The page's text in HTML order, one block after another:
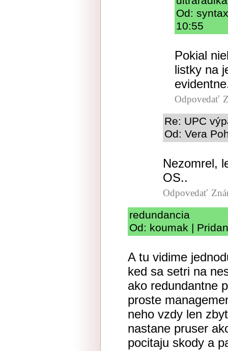
Od:
10:55
Pokial
listky na
Odpovedať
Re: UPC
Od: Vera
Nezomrel,
OS..
Odpovedať
redundancia
Od: koumak |
A tu vidime
ked sa setri na
ako redundantne
proste
neho vzdy len
nastane pruser
pocitaju skody a